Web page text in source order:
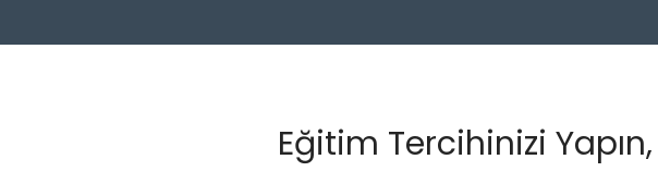
Eğitim Tercihinizi Yapın,